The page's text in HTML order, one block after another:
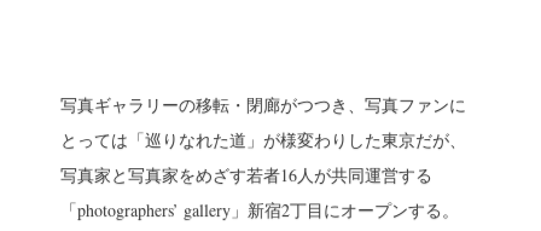
写真ギャラリーの移転・閉廊がつつき、写真ファンに
とっては「巡りなれた道」が様変わりした東京だが、
写真家と写真家をめざす若者16人が共同運営する
「photographers’ gallery」新宿2丁目にオープンする。